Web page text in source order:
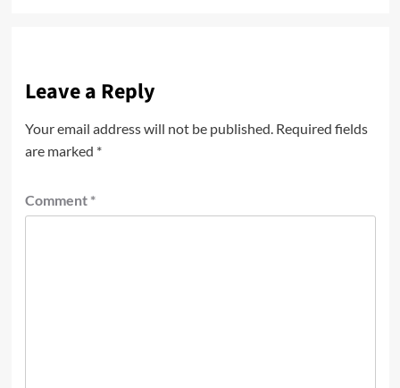
Leave a Reply
Your email address will not be published. Required fields
are marked *
Comment *